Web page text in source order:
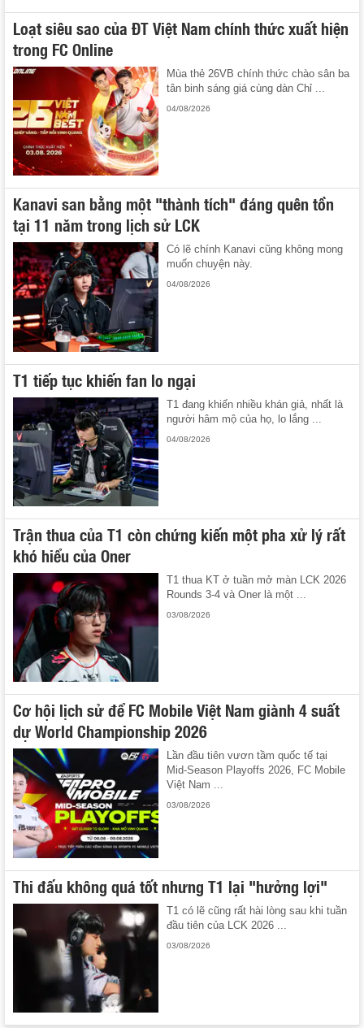
Loạt siêu sao của ĐT Việt Nam chính thức xuất hiện
trong FC Online
Mùa thẻ 26VB chính thức chào sân ba
tân binh sáng giá cùng dàn Chỉ ...
04/08/2026
Kanavi san bằng một "thành tích" đáng quên tồn
tại 11 năm trong lịch sử LCK
Có lẽ chính Kanavi cũng không mong
muốn chuyện này.
04/08/2026
T1 tiếp tục khiến fan lo ngại
T1 đang khiến nhiều khán giả, nhất là
người hâm mộ của họ, lo lắng ...
04/08/2026
Trận thua của T1 còn chứng kiến một pha xử lý rất
khó hiểu của Oner
T1 thua KT ở tuần mở màn LCK 2026
Rounds 3-4 và Oner là một ...
03/08/2026
Cơ hội lịch sử để FC Mobile Việt Nam giành 4 suất
dự World Championship 2026
Lần đầu tiên vươn tầm quốc tế tại
Mid-Season Playoffs 2026, FC Mobile
Việt Nam ...
03/08/2026
Thi đấu không quá tốt nhưng T1 lại "hưởng lợi"
T1 có lẽ cũng rất hài lòng sau khi tuần
đầu tiên của LCK 2026 ...
03/08/2026